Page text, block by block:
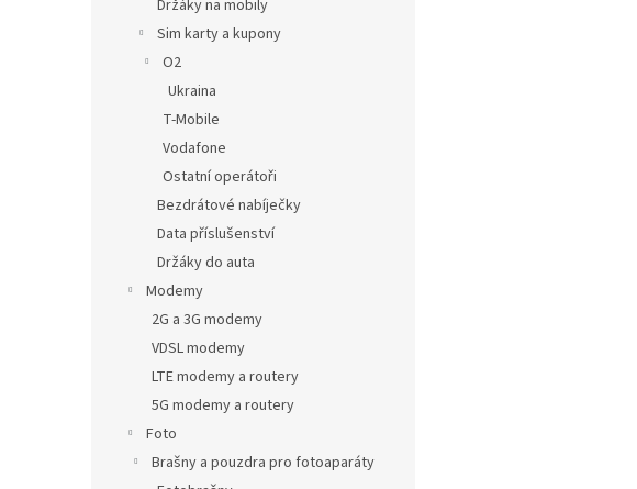
Držáky na mobily
Sim karty a kupony
O2
Ukraina
T-Mobile
Vodafone
Ostatní operátoři
Bezdrátové nabíječky
Data příslušenství
Držáky do auta
Modemy
2G a 3G modemy
VDSL modemy
LTE modemy a routery
5G modemy a routery
Foto
Brašny a pouzdra pro fotoaparáty